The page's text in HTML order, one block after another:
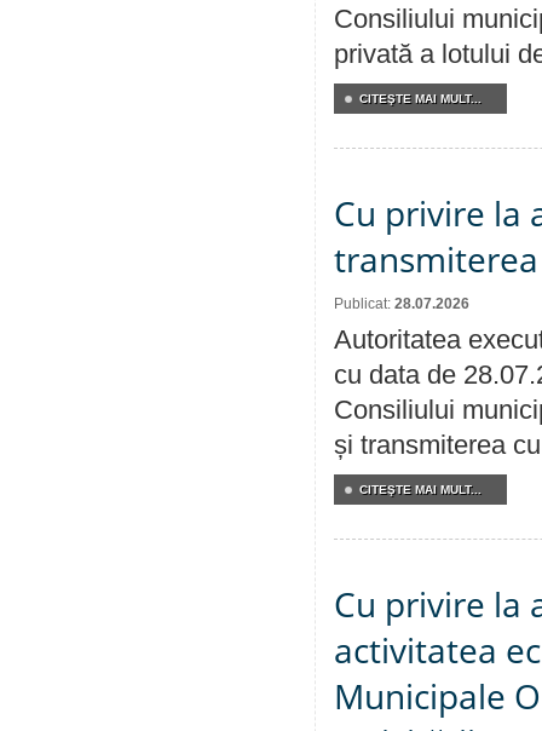
Consiliului
privată a lotului
CITEŞTE MAI MULT...
Cu privire la
Publicat: 28.07.2026
Autoritatea
cu data de
Consiliului
și transmiterea
CITEŞTE MAI MULT...
Cu privire la
activitatea
Municipale